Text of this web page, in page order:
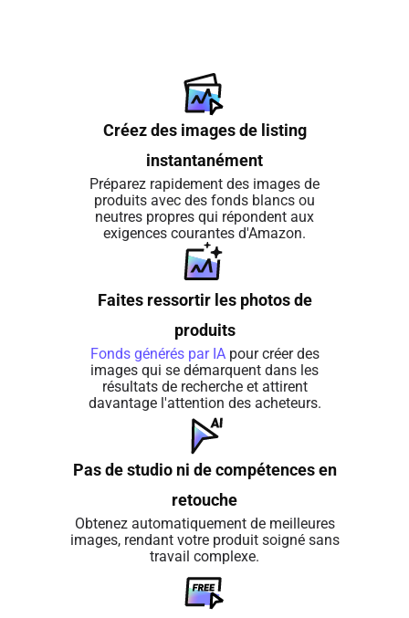
Créez des images de listing
instantanément
Préparez rapidement des images de
produits avec des fonds blancs ou
neutres propres qui répondent aux
exigences courantes d'Amazon.
Faites ressortir les photos de
produits
Fonds générés par IApour créer des
images qui se démarquent dans les
résultats de recherche et attirent
davantage l'attention des acheteurs.
Pas de studio ni de compétences en
retouche
Obtenez automatiquement de meilleures
images, rendant votre produit soigné sans
travail complexe.